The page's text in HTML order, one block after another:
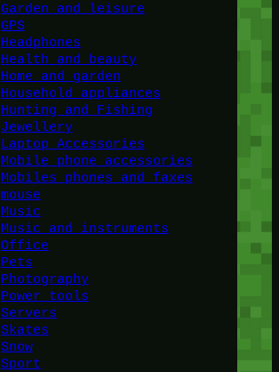
Garden and leisure
GPS
Headphones
Health and beauty
Home and garden
Household appliances
Hunting and Fishing
Jewellery
Laptop Accessories
Mobile phone accessories
Mobiles phones and faxes
mouse
Music
Music and instruments
Office
Pets
Photography
Power tools
Servers
Skates
Snow
Sport